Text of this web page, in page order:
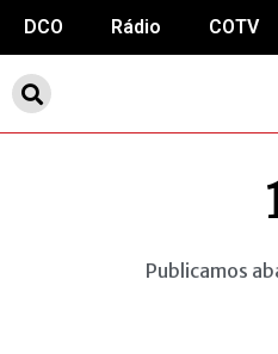
DCO Rádio COTV
Publicamos